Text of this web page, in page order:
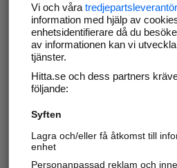
Vi och våra
information med hjälp av
enhetsidentifierare då du
av informationen kan vi
tjänster.
Hitta.se och dess partners
följande:
Syften
Lagra och/eller få åtkomst till
enhet
Personanpassad reklam och